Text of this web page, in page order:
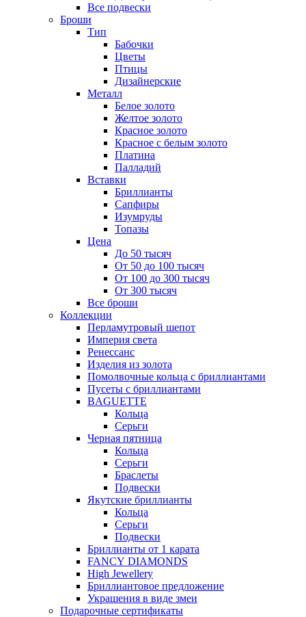
Все подвески
Броши
Тип
Бабочки
Цветы
Птицы
Дизайнерские
Металл
Белое золото
Желтое золото
Красное золото
Красное с белым золото
Платина
Палладий
Вставки
Бриллианты
Сапфиры
Изумруды
Топазы
Цена
До 50 тысяч
От 50 до 100 тысяч
От 100 до 300 тысяч
От 300 тысяч
Все броши
Коллекции
Перламутровый шепот
Империя света
Ренессанс
Изделия из золота
Помолвочные кольца с бриллиантами
Пусеты с бриллиантами
BAGUETTE
Кольца
Серьги
Черная пятница
Кольца
Серьги
Браслеты
Подвески
Якутские бриллианты
Кольца
Серьги
Подвески
Бриллианты от 1 карата
FANCY DIAMONDS
High Jewellery
Бриллиантовое предложение
Украшения в виде змеи
Подарочные сертификаты